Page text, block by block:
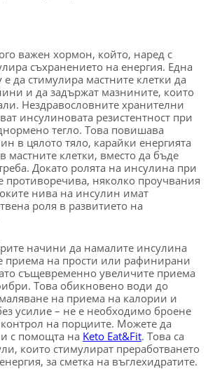
важен хормон, който, наред с
съхранението на енергия. Една
да стимулира мастните клетки да
и да задържат мазнините, които
Нездравословните хранителни
инсулиновата резистентност при
тегло. Това повишава
в цялото тяло, карайки енергията
мастните клетки, вместо да бъде
Докато ролята на инсулина при
противоречива, няколко проучвания
нива на инсулин имат
роля в развитието на
начини да намалите инсулина
приема на прости или рафинирани
същевременно увеличите приема
Това обикновено води до
на приема на калории и
усилие – не е необходимо броене
на порциите. Можете да
и с помощта на Keto Eat&Fit. Това са
които стимулират преработването
за сметка на въглехидратите.